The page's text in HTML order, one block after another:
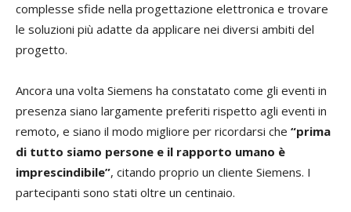
complesse sfide nella progettazione elettronica e trovare
le soluzioni più adatte da applicare nei diversi ambiti del
progetto.
Ancora una volta Siemens ha constatato come gli eventi in
presenza siano largamente preferiti rispetto agli eventi in
remoto, e siano il modo migliore per ricordarsi che “prima
di tutto siamo persone e il rapporto umano è
imprescindibile”, citando proprio un cliente Siemens. I
partecipanti sono stati oltre un centinaio.